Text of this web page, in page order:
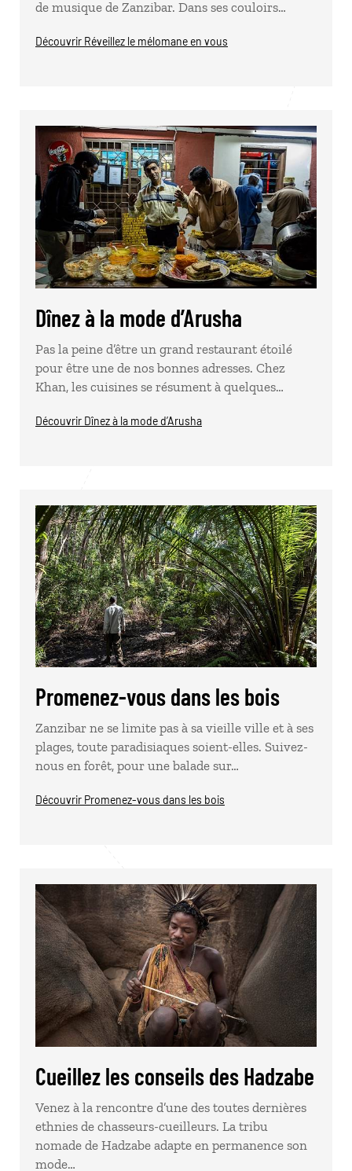
de musique de Zanzibar. Dans ses couloirs…
Découvrir Réveillez le mélomane en vous
Dînez à la mode d’Arusha
Pas la peine d’être un grand restaurant étoilé
pour être une de nos bonnes adresses. Chez
Khan, les cuisines se résument à quelques…
Découvrir Dînez à la mode d’Arusha
Promenez-vous dans les bois
Zanzibar ne se limite pas à sa vieille ville et à ses
plages, toute paradisiaques soient-elles. Suivez-
nous en forêt, pour une balade sur…
Découvrir Promenez-vous dans les bois
Cueillez les conseils des Hadzabe
Venez à la rencontre d’une des toutes dernières
ethnies de chasseurs-cueilleurs. La tribu
nomade de Hadzabe adapte en permanence son
mode…